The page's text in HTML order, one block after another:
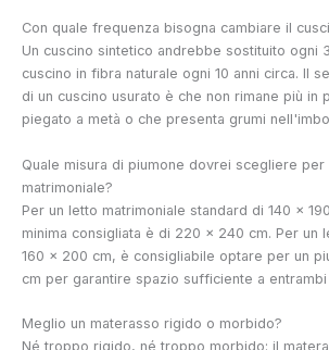
Con quale frequenza bisogna cambiare il
Un cuscino sintetico andrebbe sostituito ogni
cuscino in fibra naturale ogni 10 anni circa. Il
di un cuscino usurato è che non rimane più in
piegato a metà o che presenta grumi
Quale misura di piumone dovrei scegliere per
matrimoniale?
Per un letto matrimoniale standard di 140 x
minima consigliata è di 220 x 240 cm. Per un
160 x 200 cm, è consigliabile optare per un
cm per garantire spazio sufficiente a entrambi
Meglio un materasso rigido o morbido?
Né troppo rigido, né troppo morbido: il